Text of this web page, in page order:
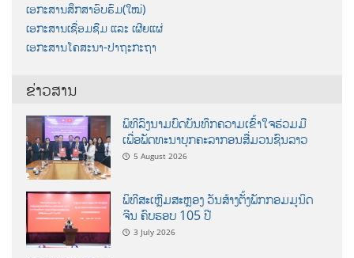
ເອກະສານສຶກສາອົບຮົມ(ໃໝ່)
ເອກະສານເຊື່ອມຊືມ ແລະ ເຜີຍແຜ່
ເອກະສານໂຄສະນາ-ປາຖະກະຖາ
ຂ່າວສານ
ພິທີລົງນາມບົດບັນທຶກຄວາມເຂົ້າໃຈຮ່ວມມື
ເພື່ອພັດທະນາບຸກຄະລາກອນສື່ມວນຊົນລາວ
5 August 2026
ພິທີສະເຫຼີມສະຫຼອງ ວັນສ້າງຕັ້ງພັກກອມມູນິດ
ຈີນ ຄົບຮອບ 105 ປີ
3 July 2026